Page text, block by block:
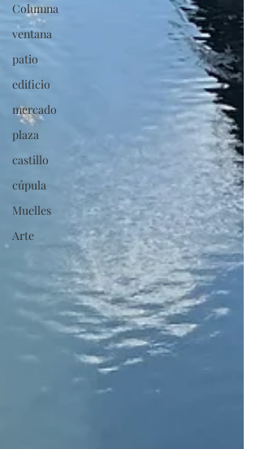
Columna
ventana
patio
edificio
mercado
plaza
castillo
cúpula
Muelles
Arte